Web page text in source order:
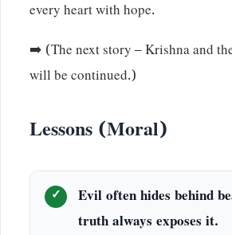
every heart with hope.
➡️ (The next story – Krishna and
will be continued.)
Lessons (Moral)
Evil often hides behind
truth always exposes it.